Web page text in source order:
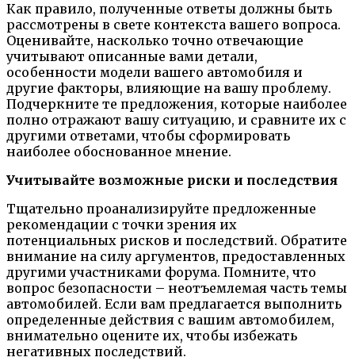
Как правило, полученные ответы должны быть
рассмотрены в свете контекста вашего вопроса.
Оценивайте, насколько точно отвечающие
учитывают описанные вами детали,
особенности модели вашего автомобиля и
другие факторы, влияющие на вашу проблему.
Подчеркните те предложения, которые наиболее
полно отражают вашу ситуацию, и сравните их с
другими ответами, чтобы сформировать
наиболее обоснованное мнение.
Учитывайте возможные риски и последствия
Тщательно проанализируйте предложенные
рекомендации с точки зрения их
потенциальных рисков и последствий. Обратите
внимание на силу аргументов, предоставленных
другими участниками форума. Помните, что
вопрос безопасности – неотъемлемая часть темы
автомобилей. Если вам предлагается выполнить
определенные действия с вашим автомобилем,
внимательно оцените их, чтобы избежать
негативных последствий.